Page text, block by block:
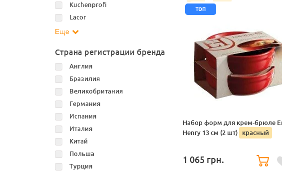
Kuchenprofi
Lacor
Еще
Страна регистрации бренда
Англия
Бразилия
Великобритания
Германия
Испания
Италия
Китай
Польша
Турция
топ
Набор форм для крем-брюле
Henry 13 см (2 шт) красный
1 065 грн.